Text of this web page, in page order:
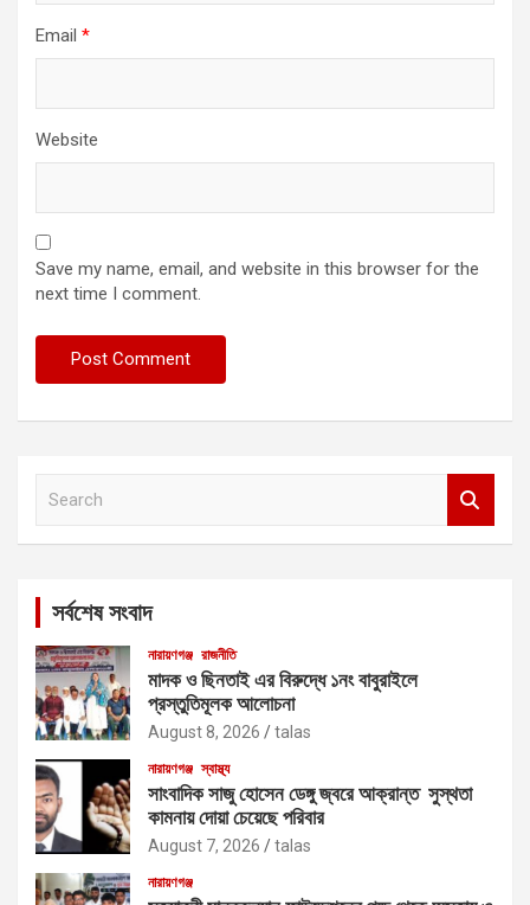
Email *
Website
Save my name, email, and website in this browser for the
next time I comment.
সর্বশেষ সংবাদ
নারায়ণগঞ্জ রাজনীতি
মাদক ও ছিনতাই এর বিরুদ্ধে ১নং বাবুরাইলে
প্রস্তুতিমূলক আলোচনা
August 8, 2026 talas
নারায়ণগঞ্জ স্বাস্থ্য
সাংবাদিক সাজু হোসেন ডেঙ্গু জ্বরে আক্রান্ত সুস্থতা
কামনায় দোয়া চেয়েছে পরিবার
August 7, 2026 talas
নারায়ণগঞ্জ